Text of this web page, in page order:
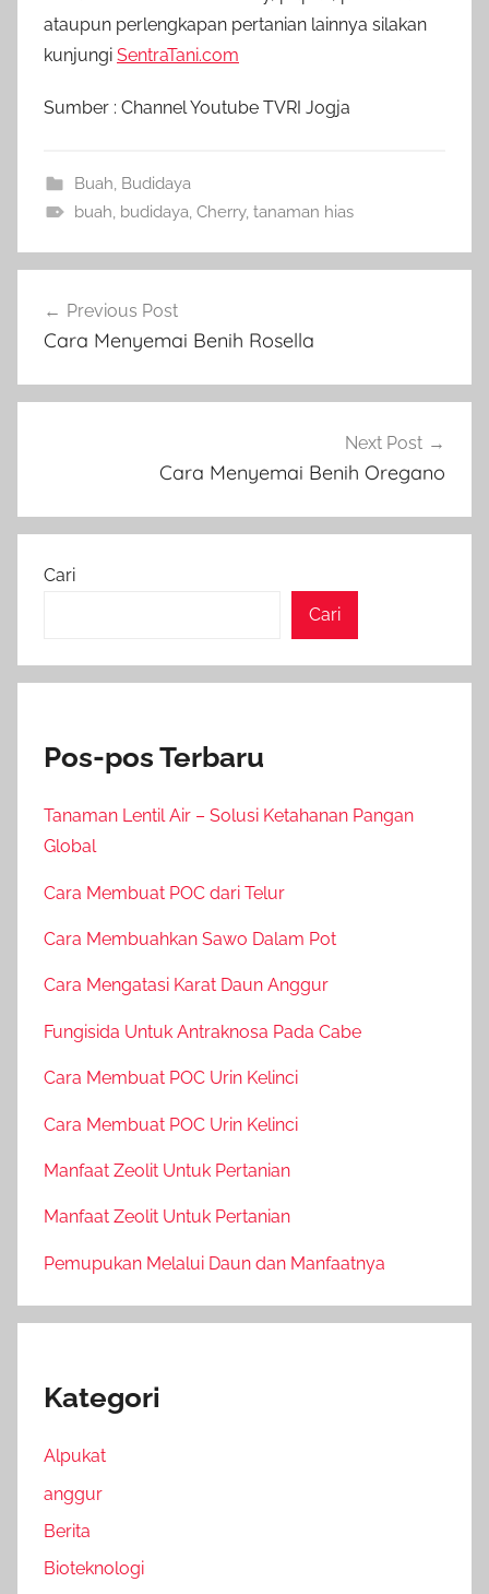
ataupun perlengkapan pertanian lainnya silakan
kunjungi SentraTani.com
Sumber : Channel Youtube TVRI Jogja
Buah, Budidaya
buah, budidaya, Cherry, tanaman hias
pos
Previous Post
Cara Menyemai Benih Rosella
Next Post
Cara Menyemai Benih Oregano
Cari
Cari
Pos-pos Terbaru
Tanaman Lentil Air – Solusi Ketahanan Pangan
Global
Cara Membuat POC dari Telur
Cara Membuahkan Sawo Dalam Pot
Cara Mengatasi Karat Daun Anggur
Fungisida Untuk Antraknosa Pada Cabe
Cara Membuat POC Urin Kelinci
Cara Membuat POC Urin Kelinci
Manfaat Zeolit Untuk Pertanian
Manfaat Zeolit Untuk Pertanian
Pemupukan Melalui Daun dan Manfaatnya
Kategori
Alpukat
anggur
Berita
Bioteknologi